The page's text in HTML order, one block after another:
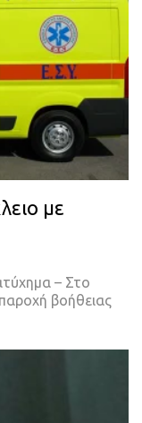
με
– Στο
βοήθειας